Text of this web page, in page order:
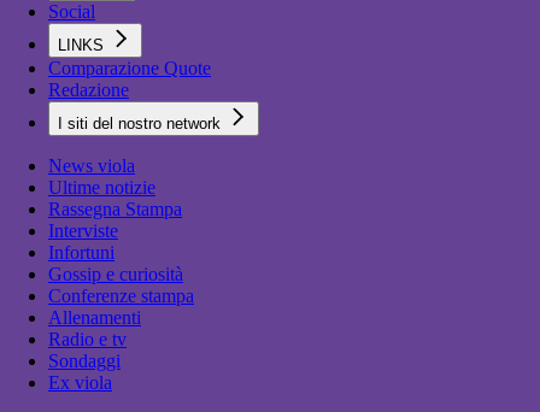
Social
LINKS
Comparazione Quote
Redazione
I siti del nostro network
News viola
Ultime notizie
Rassegna Stampa
Interviste
Infortuni
Gossip e curiosità
Conferenze stampa
Allenamenti
Radio e tv
Sondaggi
Ex viola